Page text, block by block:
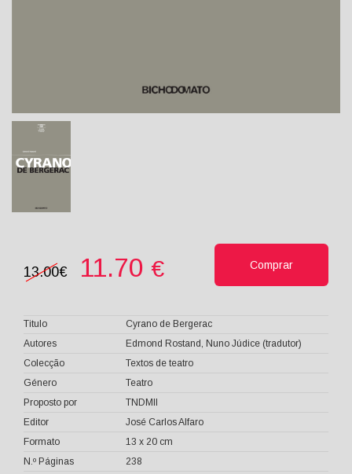
13.00€ 11.70 € Comprar
Titulo
Cyrano de Bergerac
Autores
Edmond Rostand, Nuno Júdice (tradutor)
Colecção
Textos de teatro
Género
Teatro
Proposto por
TNDMII
Editor
José Carlos Alfaro
Formato
13 x 20 cm
N.º Páginas
238